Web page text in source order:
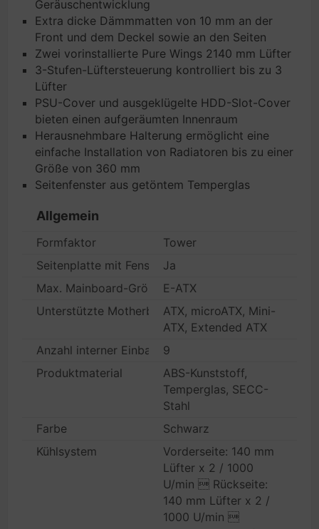
Geräuschentwicklung
Extra dicke Dämmmatten von 10 mm an der
Front und dem Deckel sowie an den Seiten
Zwei vorinstallierte Pure Wings 2140 mm Lüfter
3-Stufen-Lüftersteuerung kontrolliert bis zu 3
Lüfter
PSU-Cover und ausgeklügelte HDD-Slot-Cover
bieten einen aufgeräumten Innenraum
Herausnehmbare Halterung ermöglicht eine
einfache Installation von Radiatoren bis zu einer
Größe von 360 mm
Seitenfenster aus getöntem Temperglas
Allgemein
Formfaktor
Tower
Seitenplatte mit FensterJa
Max. Mainboard-Größe
E-ATX
Unterstützte MotherboardsATX, microATX, Mini-
ATX, Extended ATX
Anzahl interner Einbauschächte
9
Produktmaterial
ABS-Kunststoff,
Temperglas, SECC-
Stahl
Farbe
Schwarz
Kühlsystem
Vorderseite: 140 mm
Lüfter x 2 / 1000
U/min  Rückseite:
140 mm Lüfter x 2 /
1000 U/min 